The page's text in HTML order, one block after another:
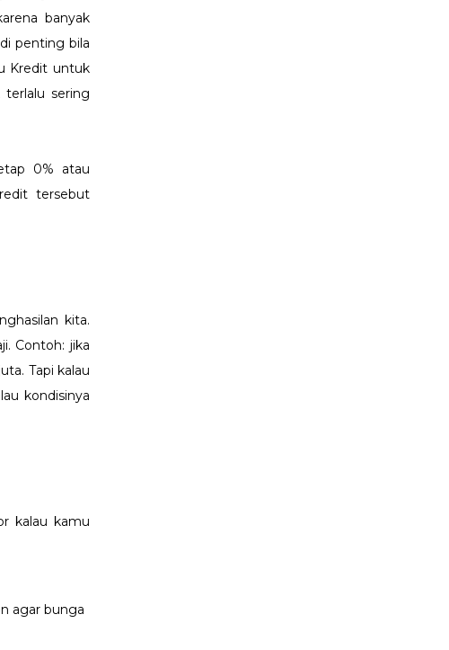
banyak
penting bila
Kredit untuk
sering
0% atau
tersebut
kita.
Contoh: jika
Tapi kalau
kondisinya
kalau kamu
agar bunga